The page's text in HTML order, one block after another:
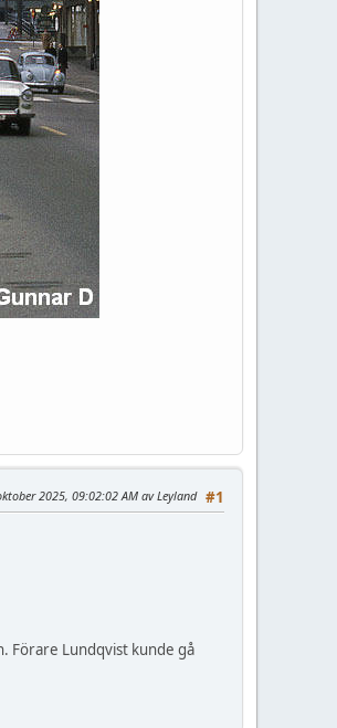
#1
2025, 09:02:02 AM av Leyland
Förare Lundqvist kunde gå